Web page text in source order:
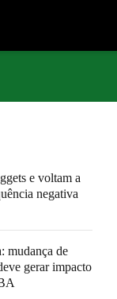
e voltam a
negativa
mudança de
gerar impacto